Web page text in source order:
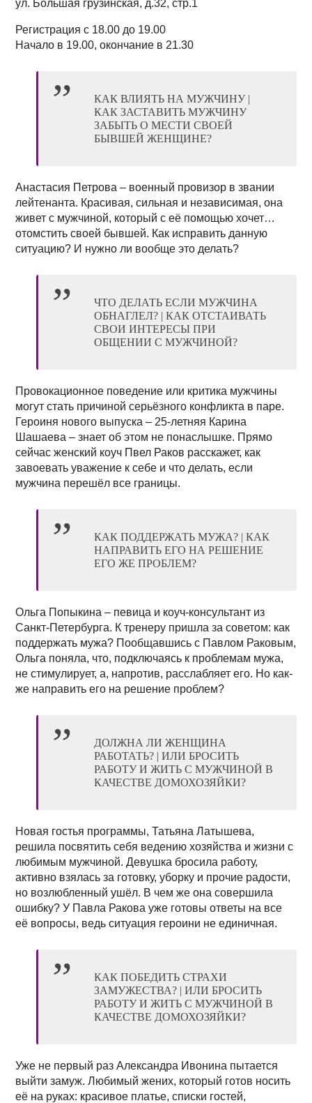
ул. Большая грузинская, д.32, стр.1
Регистрация с 18.00 до 19.00
Начало в 19.00, окончание в 21.30
КАК ВЛИЯТЬ НА МУЖЧИНУ |
КАК ЗАСТАВИТЬ МУЖЧИНУ
ЗАБЫТЬ О МЕСТИ СВОЕЙ
БЫВШЕЙ ЖЕНЩИНЕ?
Анастасия Петрова – военный провизор в звании
лейтенанта. Красивая, сильная и независимая, она
живет с мужчиной, который с её помощью хочет…
отомстить своей бывшей. Как исправить данную
ситуацию? И нужно ли вообще это делать?
ЧТО ДЕЛАТЬ ЕСЛИ МУЖЧИНА
ОБНАГЛЕЛ? | КАК ОТСТАИВАТЬ
СВОИ ИНТЕРЕСЫ ПРИ
ОБЩЕНИИ С МУЖЧИНОЙ?
Провокационное поведение или критика мужчины
могут стать причиной серьёзного конфликта в паре.
Героиня нового выпуска – 25-летняя Карина
Шашаева – знает об этом не понаслышке. Прямо
сейчас женский коуч Пвел Раков расскажет, как
завоевать уважение к себе и что делать, если
мужчина перешёл все границы.
КАК ПОДДЕРЖАТЬ МУЖА? | КАК
НАПРАВИТЬ ЕГО НА РЕШЕНИЕ
ЕГО ЖЕ ПРОБЛЕМ?
Ольга Попыкина – певица и коуч-консультант из
Санкт-Петербурга. К тренеру пришла за советом: как
поддержать мужа? Пообщавшись с Павлом Раковым,
Ольга поняла, что, подключаясь к проблемам мужа,
не стимулирует, а, напротив, расслабляет его. Но как-
же направить его на решение проблем?
ДОЛЖНА ЛИ ЖЕНЩИНА
РАБОТАТЬ? | ИЛИ БРОСИТЬ
РАБОТУ И ЖИТЬ С МУЖЧИНОЙ В
КАЧЕСТВЕ ДОМОХОЗЯЙКИ?
Новая гостья программы, Татьяна Латышева,
решила посвятить себя ведению хозяйства и жизни с
любимым мужчиной. Девушка бросила работу,
активно взялась за готовку, уборку и прочие радости,
но возлюбленный ушёл. В чем же она совершила
ошибку? У Павла Ракова уже готовы ответы на все
её вопросы, ведь ситуация героини не единичная.
КАК ПОБЕДИТЬ СТРАХИ
ЗАМУЖЕСТВА? | ИЛИ БРОСИТЬ
РАБОТУ И ЖИТЬ С МУЖЧИНОЙ В
КАЧЕСТВЕ ДОМОХОЗЯЙКИ?
Уже не первый раз Александра Ивонина пытается
выйти замуж. Любимый жених, который готов носить
её на руках: красивое платье, списки гостей,